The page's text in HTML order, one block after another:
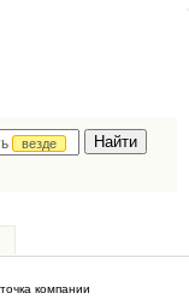
везде
компании